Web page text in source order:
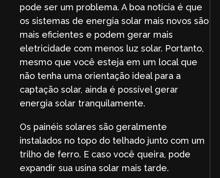
pode ser um problema. A boa notícia é que
os sistemas de energia solar mais novos são
mais eficientes e podem gerar mais
eletricidade com menos luz solar. Portanto,
mesmo que você esteja em um local que
não tenha uma orientação ideal para a
captação solar, ainda é possível gerar
energia solar tranquilamente.
Os painéis solares são geralmente
instalados no topo do telhado junto com um
trilho de ferro. E caso você queira, pode
expandir sua usina solar mais tarde.